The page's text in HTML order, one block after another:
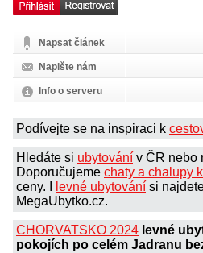
Napsat článek
Napište nám
Info o serveru
Podívejte se na inspiraci k
Hledáte si ubytování v ČR nebo
Doporučujeme chaty a chalupy
ceny. I
levné ubytování si
MegaUbytko.cz.
CHORVATSKO 2024 levné
pokojích po celém Jadranu